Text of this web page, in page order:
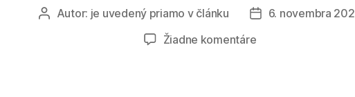
AutorAutor: je uvedený priamo v článku
Dátum
6. novembra
Žiadne komentárena